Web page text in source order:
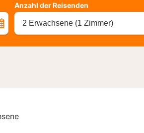
Anzahl der Reisenden
2 Erwachsene (1 Zimmer)